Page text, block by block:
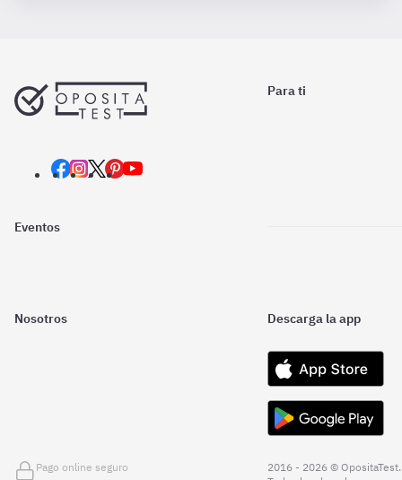
Para ti
Eventos
Nosotros Descarga la app
Pago online seguro
2016 - 2026 © OpositaTest.